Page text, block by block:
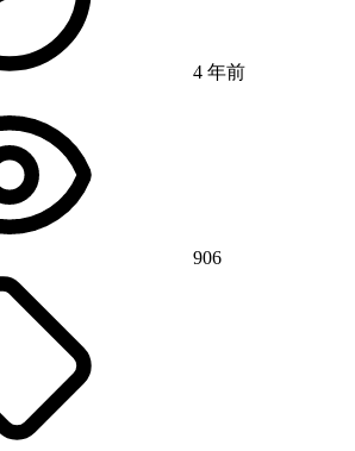
4 年前
906